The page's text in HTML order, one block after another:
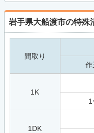
岩手県大船渡市の特殊
間取り
作
1K
1
1DK